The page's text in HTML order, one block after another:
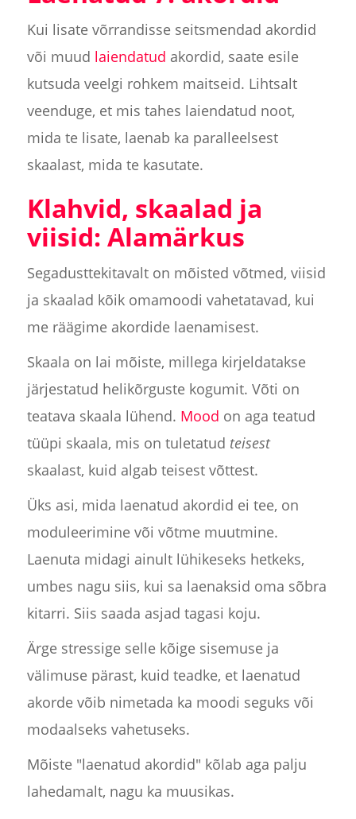
Kui lisate võrrandisse seitsmendad akordid
või muud laiendatud akordid, saate esile
kutsuda veelgi rohkem maitseid. Lihtsalt
veenduge, et mis tahes laiendatud noot,
mida te lisate, laenab ka paralleelsest
skaalast, mida te kasutate.
Klahvid, skaalad ja
viisid: Alamärkus
Segadusttekitavalt on mõisted võtmed, viisid
ja skaalad kõik omamoodi vahetatavad, kui
me räägime akordide laenamisest.
Skaala on lai mõiste, millega kirjeldatakse
järjestatud helikõrguste kogumit. Võti on
teatava skaala lühend. Mood on aga teatud
tüüpi skaala, mis on tuletatud teisest
skaalast, kuid algab teisest võttest.
Üks asi, mida laenatud akordid ei tee, on
moduleerimine või võtme muutmine.
Laenuta midagi ainult lühikeseks hetkeks,
umbes nagu siis, kui sa laenaksid oma sõbra
kitarri. Siis saada asjad tagasi koju.
Ärge stressige selle kõige sisemuse ja
välimuse pärast, kuid teadke, et laenatud
akorde võib nimetada ka moodi seguks või
modaalseks vahetuseks.
Mõiste "laenatud akordid" kõlab aga palju
lahedamalt, nagu ka muusikas.